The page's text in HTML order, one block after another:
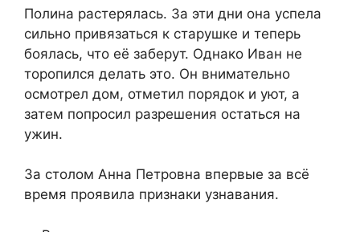
Полина растерялась. За эти дни она успела
сильно привязаться к старушке и теперь
боялась, что её заберут. Однако Иван не
торопился делать это. Он внимательно
осмотрел дом, отметил порядок и уют, а
затем попросил разрешения остаться на
ужин.
За столом Анна Петровна впервые за всё
время проявила признаки узнавания.